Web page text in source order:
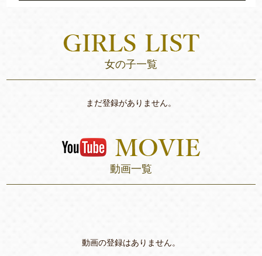
女の子一覧
まだ登録がありません。
動画一覧
動画の登録はありません。